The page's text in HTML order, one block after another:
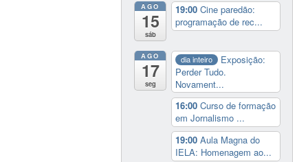
AGO
15
sáb
19:00Cine paredão:
programação de rec...
AGO
17
seg
dia inteiro
Exposição:
Perder Tudo.
Novament...
16:00Curso de formação
em Jornalismo ...
19:00Aula Magna do
IELA: Homenagem ao...